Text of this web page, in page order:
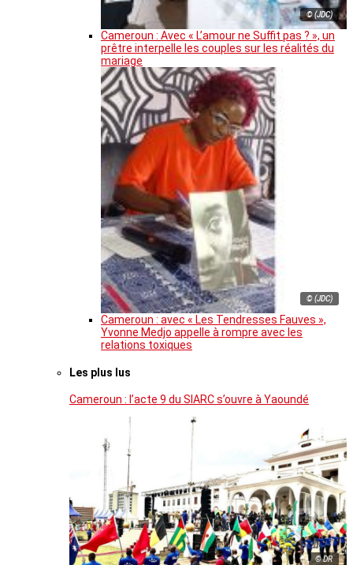
© (JDC)
Cameroun : Avec « L’amour ne Suffit pas ? », un
prêtre interpelle les couples sur les réalités du
mariage
© (JDC)
Cameroun : avec « Les Tendresses Fauves »,
Yvonne Medjo appelle à rompre avec les
relations toxiques
Les plus lus
Cameroun : l’acte 9 du SIARC s’ouvre à Yaoundé
© DR